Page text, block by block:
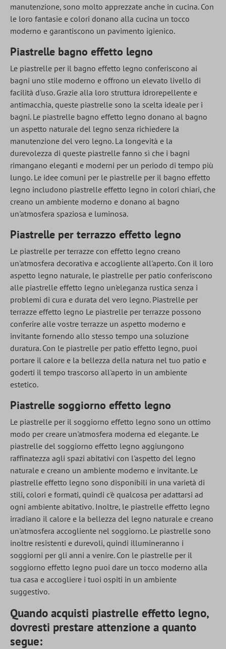
manutenzione, sono molto apprezzate anche in cucina. Con
le loro fantasie e colori donano alla cucina un tocco
moderno e garantiscono un pavimento igienico.
Piastrelle bagno effetto legno
Le piastrelle per il bagno effetto legno conferiscono ai
bagni uno stile moderno e offrono un elevato livello di
facilità d'uso. Grazie alla loro struttura idrorepellente e
antimacchia, queste piastrelle sono la scelta ideale per i
bagni. Le piastrelle bagno effetto legno donano al bagno
un aspetto naturale del legno senza richiedere la
manutenzione del vero legno. La longevità e la
durevolezza di queste piastrelle fanno sì che i bagni
rimangano eleganti e moderni per un periodo di tempo più
lungo. Le idee comuni per le piastrelle per il bagno effetto
legno includono piastrelle effetto legno in colori chiari, che
creano un ambiente moderno e donano al bagno
un'atmosfera spaziosa e luminosa.
Piastrelle per terrazzo effetto legno
Le piastrelle per terrazze con effetto legno creano
un'atmosfera decorativa e accogliente all'aperto. Con il loro
aspetto legno naturale, le piastrelle per patio conferiscono
alle piastrelle effetto legno un'eleganza rustica senza i
problemi di cura e durata del vero legno. Piastrelle per
terrazze effetto legno Le piastrelle per terrazze possono
conferire alle vostre terrazze un aspetto moderno e
invitante fornendo allo stesso tempo una soluzione
duratura. Con le piastrelle per patio effetto legno, puoi
portare il calore e la bellezza della natura nel tuo patio e
goderti il tempo trascorso all'aperto in un ambiente
estetico.
Piastrelle soggiorno effetto legno
Le piastrelle per il soggiorno effetto legno sono un ottimo
modo per creare un'atmosfera moderna ed elegante. Le
piastrelle del soggiorno effetto legno aggiungono
raffinatezza agli spazi abitativi con l'aspetto del legno
naturale e creano un ambiente moderno e invitante. Le
piastrelle effetto legno sono disponibili in una varietà di
stili, colori e formati, quindi c'è qualcosa per adattarsi ad
ogni ambiente abitativo. Inoltre, le piastrelle effetto legno
irradiano il calore e la bellezza del legno naturale e creano
un'atmosfera accogliente nel soggiorno. Le piastrelle sono
inoltre resistenti e durevoli, quindi illumineranno i
soggiorni per gli anni a venire. Con le piastrelle per il
soggiorno effetto legno puoi dare un tocco moderno alla
tua casa e accogliere i tuoi ospiti in un ambiente
suggestivo.
Quando acquisti piastrelle effetto legno,
dovresti prestare attenzione a quanto
segue: